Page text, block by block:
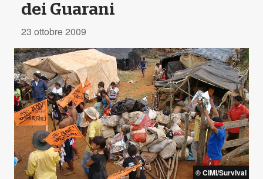
dei Guarani
23 ottobre 2009
©CIMI/Survival